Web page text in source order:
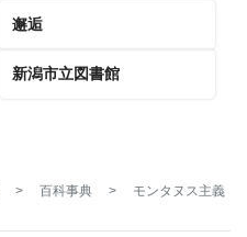
邂逅
新潟市立図書館
> 百科事典 >
モンタヌス主義